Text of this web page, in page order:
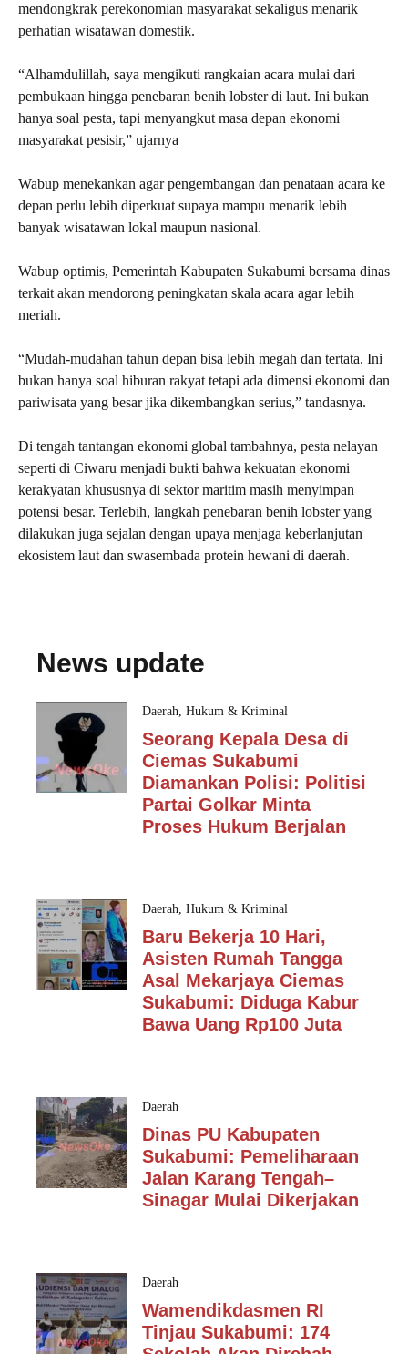
mendongkrak perekonomian masyarakat sekaligus menarik
perhatian wisatawan domestik.
“Alhamdulillah, saya mengikuti rangkaian acara mulai dari
pembukaan hingga penebaran benih lobster di laut. Ini bukan
hanya soal pesta, tapi menyangkut masa depan ekonomi
masyarakat pesisir,” ujarnya
Wabup menekankan agar pengembangan dan penataan acara ke
depan perlu lebih diperkuat supaya mampu menarik lebih
banyak wisatawan lokal maupun nasional.
Wabup optimis, Pemerintah Kabupaten Sukabumi bersama dinas
terkait akan mendorong peningkatan skala acara agar lebih
meriah.
“Mudah-mudahan tahun depan bisa lebih megah dan tertata. Ini
bukan hanya soal hiburan rakyat tetapi ada dimensi ekonomi dan
pariwisata yang besar jika dikembangkan serius,” tandasnya.
Di tengah tantangan ekonomi global tambahnya, pesta nelayan
seperti di Ciwaru menjadi bukti bahwa kekuatan ekonomi
kerakyatan khususnya di sektor maritim masih menyimpan
potensi besar. Terlebih, langkah penebaran benih lobster yang
dilakukan juga sejalan dengan upaya menjaga keberlanjutan
ekosistem laut dan swasembada protein hewani di daerah.
News update
Daerah, Hukum & Kriminal
Seorang Kepala Desa di
Ciemas Sukabumi
Diamankan Polisi: Politisi
Partai Golkar Minta
Proses Hukum Berjalan
Daerah, Hukum & Kriminal
Baru Bekerja 10 Hari,
Asisten Rumah Tangga
Asal Mekarjaya Ciemas
Sukabumi: Diduga Kabur
Bawa Uang Rp100 Juta
Daerah
Dinas PU Kabupaten
Sukabumi: Pemeliharaan
Jalan Karang Tengah–
Sinagar Mulai Dikerjakan
Daerah
Wamendikdasmen RI
Tinjau Sukabumi: 174